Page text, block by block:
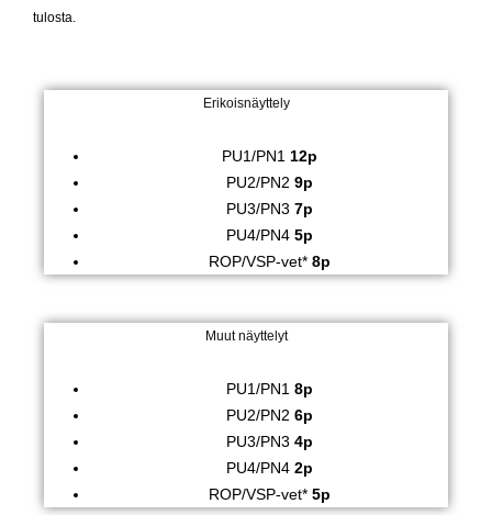
tulosta.
Erikoisnäyttely
PU1/PN1 12p
PU2/PN2 9p
PU3/PN3 7p
PU4/PN4 5p
ROP/VSP-vet* 8p
Muut näyttelyt
PU1/PN1 8p
PU2/PN2 6p
PU3/PN3 4p
PU4/PN4 2p
ROP/VSP-vet* 5p